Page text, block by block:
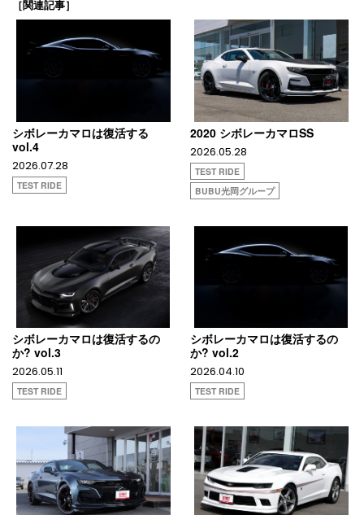
［関連記事］
シボレーカマロは復活する
vol.4
2026.07.28
TEST RIDE
2020 シボレーカマロSS
2026.05.28
TEST RIDE
BUBU光岡グループ
シボレーカマロは復活するの
か? vol.3
2026.05.11
TEST RIDE
シボレーカマロは復活するの
か? vol.2
2026.04.10
TEST RIDE